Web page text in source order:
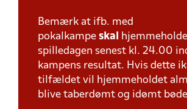
Bemærk at ifb. med
pokalkampe skal
spilledagen senest kl. 24.00
kampens resultat. Hvis dette
tilfældet vil hjemmeholdet
blive taberdømt og idømt